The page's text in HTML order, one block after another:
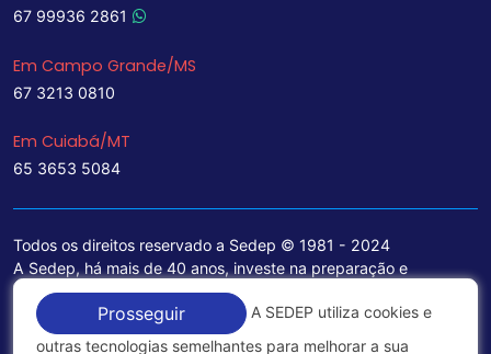
67 99936 2861
Em Campo Grande/MS
67 3213 0810
Em Cuiabá/MT
65 3653 5084
Todos os direitos reservado a Sedep © 1981 - 2024
A Sedep, há mais de 40 anos, investe na preparação e
treinamento de funcionários e na aquisição de tecnologia de
ponta para a ampliação de seu portfólio de serviços voltados
para a área jurídica, que contemplam informações seguras e
Prosseguir
A SEDEP utiliza cookies e
outras tecnologias semelhantes para melhorar a sua